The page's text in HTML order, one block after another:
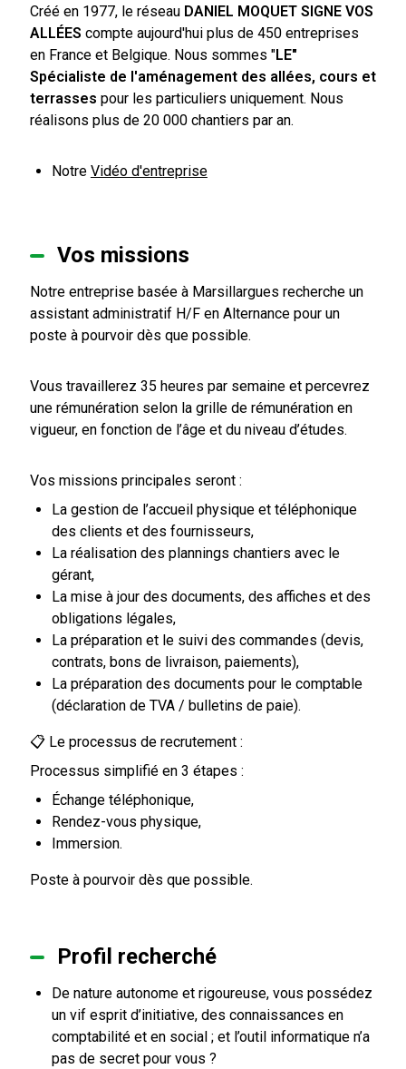
Créé en 1977, le réseau DANIEL MOQUET SIGNE VOS
ALLÉES compte aujourd'hui plus de 450 entreprises
en France et Belgique. Nous sommes "LE"
Spécialiste de l'aménagement des allées, cours et
terrasses pour les particuliers uniquement. Nous
réalisons plus de 20 000 chantiers par an.
Notre Vidéo d'entreprise
Vos missions
Notre entreprise basée à Marsillargues recherche un
assistant administratif H/F en Alternance pour un
poste à pourvoir dès que possible.
Vous travaillerez 35 heures par semaine et percevrez
une rémunération selon la grille de rémunération en
vigueur, en fonction de l’âge et du niveau d’études.
Vos missions principales seront :
La gestion de l’accueil physique et téléphonique
des clients et des fournisseurs,
La réalisation des plannings chantiers avec le
gérant,
La mise à jour des documents, des affiches et des
obligations légales,
La préparation et le suivi des commandes (devis,
contrats, bons de livraison, paiements),
La préparation des documents pour le comptable
(déclaration de TVA / bulletins de paie).
📋 Le processus de recrutement :
Processus simplifié en 3 étapes :
Échange téléphonique,
Rendez-vous physique,
Immersion.
Poste à pourvoir dès que possible.
Profil recherché
De nature autonome et rigoureuse, vous possédez
un vif esprit d’initiative, des connaissances en
comptabilité et en social ; et l’outil informatique n’a
pas de secret pour vous ?